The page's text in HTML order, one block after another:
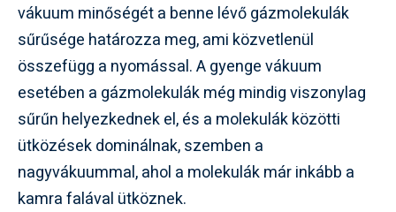
vákuum minőségét a benne lévő gázmolekulák
sűrűsége határozza meg, ami közvetlenül
összefügg a nyomással. A gyenge vákuum
esetében a gázmolekulák még mindig viszonylag
sűrűn helyezkednek el, és a molekulák közötti
ütközések dominálnak, szemben a
nagyvákuummal, ahol a molekulák már inkább a
kamra falával ütköznek.